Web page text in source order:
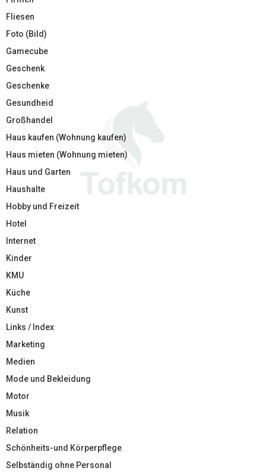
Fliesen
Foto (Bild)
Gamecube
Geschenk
Geschenke
Gesundheid
Großhandel
Haus kaufen (Wohnung kaufen)
Haus mieten (Wohnung mieten)
Haus und Garten
Haushalte
Hobby und Freizeit
Hotel
Internet
Kinder
KMU
Küche
Kunst
Links / Index
Marketing
Medien
Mode und Bekleidung
Motor
Musik
Relation
Schönheits-und Körperpflege
Selbständig ohne Personal